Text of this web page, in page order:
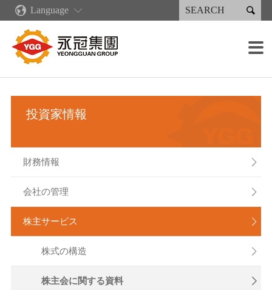
 Language
企業概要
永冠集団の沿革
ニュース
企業文化
デジタル化発展計画
再生可能エネルギー
射出成型機類
永続報告書
人権政策
財務情報
株主サービス
各職種の募集概要
報酬と福利厚生
鋳造設備
溶接設備

投資家情報
財務情報 
会社の管理 
株主サービス 

株式の構造

株主会に関する資料